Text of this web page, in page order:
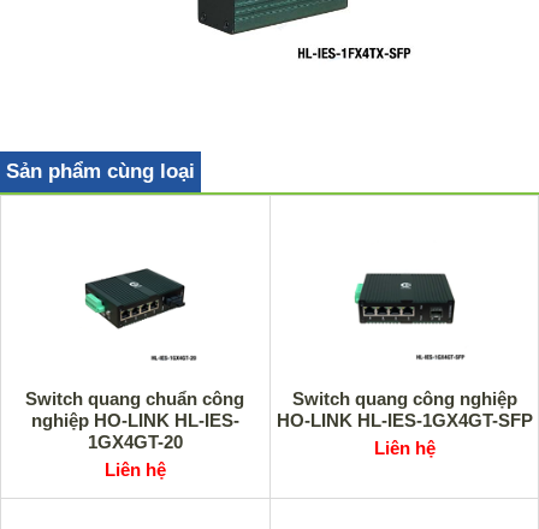
Sản phẩm cùng loại
Switch quang chuẩn công
nghiệp HO-LINK HL-IES-
1GX4GT-20
Liên hệ
Switch quang công nghiệp
HO-LINK HL-IES-1GX4GT-SFP
Liên hệ